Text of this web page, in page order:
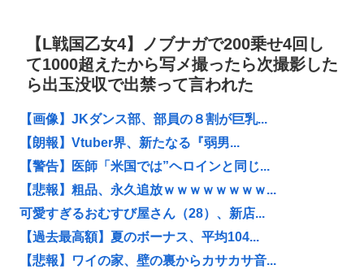
【L戦国乙女4】ノブナガで200乗せ4回し
て1000超えたから写メ撮ったら次撮影した
ら出玉没収で出禁って言われた
【画像】JKダンス部、部員の８割が巨乳...
【朗報】Vtuber界、新たなる『弱男...
【警告】医師「米国では”ヘロインと同じ...
【悲報】粗品、永久追放ｗｗｗｗｗｗｗｗ...
可愛すぎるおむすび屋さん（28）、新店...
【過去最高額】夏のボーナス、平均104...
【悲報】ワイの家、壁の裏からカサカサ音...